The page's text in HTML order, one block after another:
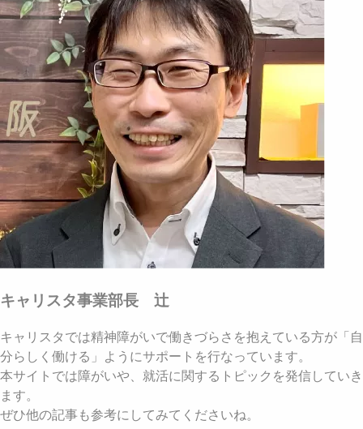
キャリスタ事業部長 辻
キャリスタでは精神障がいで働きづらさを抱えている方が「自
分らしく働ける」ようにサポートを行なっています。
本サイトでは障がいや、就活に関するトピックを発信していき
ます。
ぜひ他の記事も参考にしてみてくださいね。